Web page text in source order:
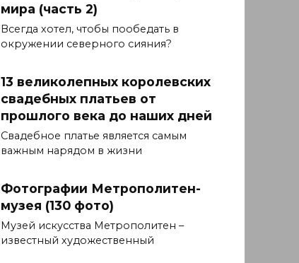
мира (часть 2)
Всегда хотел, чтобы пообедать в
окружении северного сияния?
13 великолепных королевских
свадебных платьев от
прошлого века до наших дней
Свадебное платье является самым
важным нарядом в жизни
Фотографии Метрополитен-
музея (130 фото)
Музей искусства Метрополитен –
известный художественный